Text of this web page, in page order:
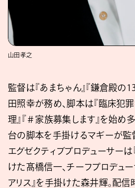
山田孝之
監督は『あまちゃん』『鎌倉殿の
田照幸が務め、脚本は『臨床犯
理』『＃家族募集します』を始め
台の脚本を手掛けるマギーが監
エグゼクティブプロデューサーは
けた髙橋信一、チーフプロデュ
アリス』を手掛けた森井輝。配